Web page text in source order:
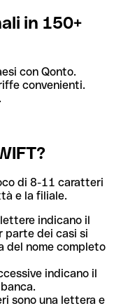
in 150+
con Qonto.
convenienti.
di 8-11 caratteri
e la filiale.
indicano il
parte dei casi si
del nome completo
indicano il
sono una lettera e